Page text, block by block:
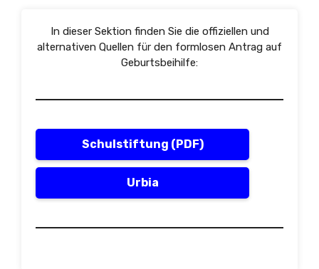
In dieser Sektion finden Sie die offiziellen und
alternativen Quellen für den formlosen Antrag auf
Geburtsbeihilfe:
Schulstiftung (PDF)
Urbia